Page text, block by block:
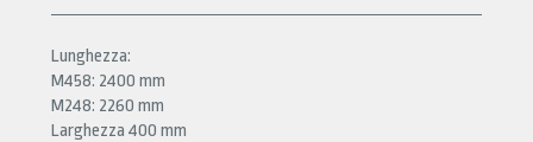
Lunghezza:
M458: 2400 mm
M248: 2260 mm
Larghezza 400 mm